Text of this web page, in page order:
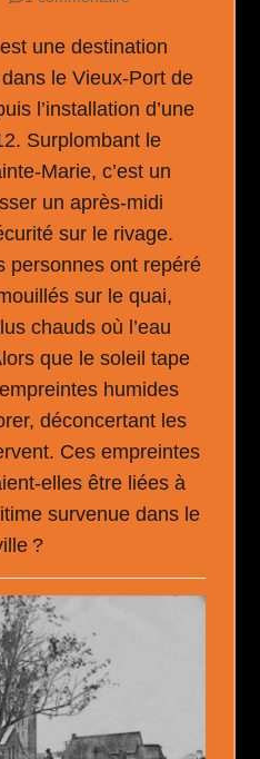
une destination
le Vieux-Port de
l’installation d’une
Surplombant le
Marie, c’est un
un après-midi
sur le rivage.
personnes ont repéré
sur le quai,
chauds où l’eau
que le soleil tape
humides
déconcertant les
Ces empreintes
elles être liées à
survenue dans le
?